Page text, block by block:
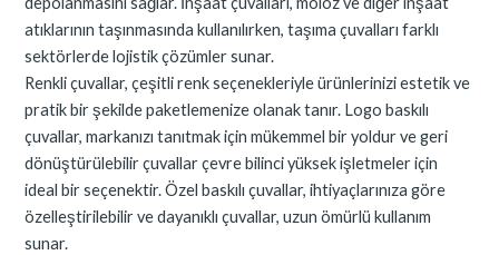
atıklarının taşınmasında kullanılırken, taşıma çuvalları farklı
sektörlerde lojistik çözümler sunar.
Renkli çuvallar, çeşitli renk seçenekleriyle ürünlerinizi estetik ve
pratik bir şekilde paketlemenize olanak tanır. Logo baskılı
çuvallar, markanızı tanıtmak için mükemmel bir yoldur ve geri
dönüştürülebilir çuvallar çevre bilinci yüksek işletmeler için
ideal bir seçenektir. Özel baskılı çuvallar, ihtiyaçlarınıza göre
özelleştirilebilir ve dayanıklı çuvallar, uzun ömürlü kullanım
sunar.